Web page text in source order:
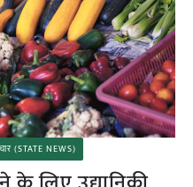
(STATE NEWS)